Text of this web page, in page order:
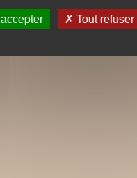
Tout refuser